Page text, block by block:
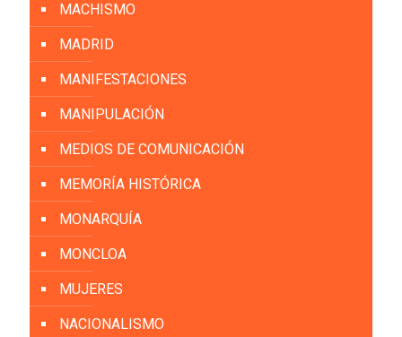
MACHISMO
MADRID
MANIFESTACIONES
MANIPULACIÓN
MEDIOS DE COMUNICACIÓN
MEMORÍA HISTÓRICA
MONARQUÍA
MONCLOA
MUJERES
NACIONALISMO